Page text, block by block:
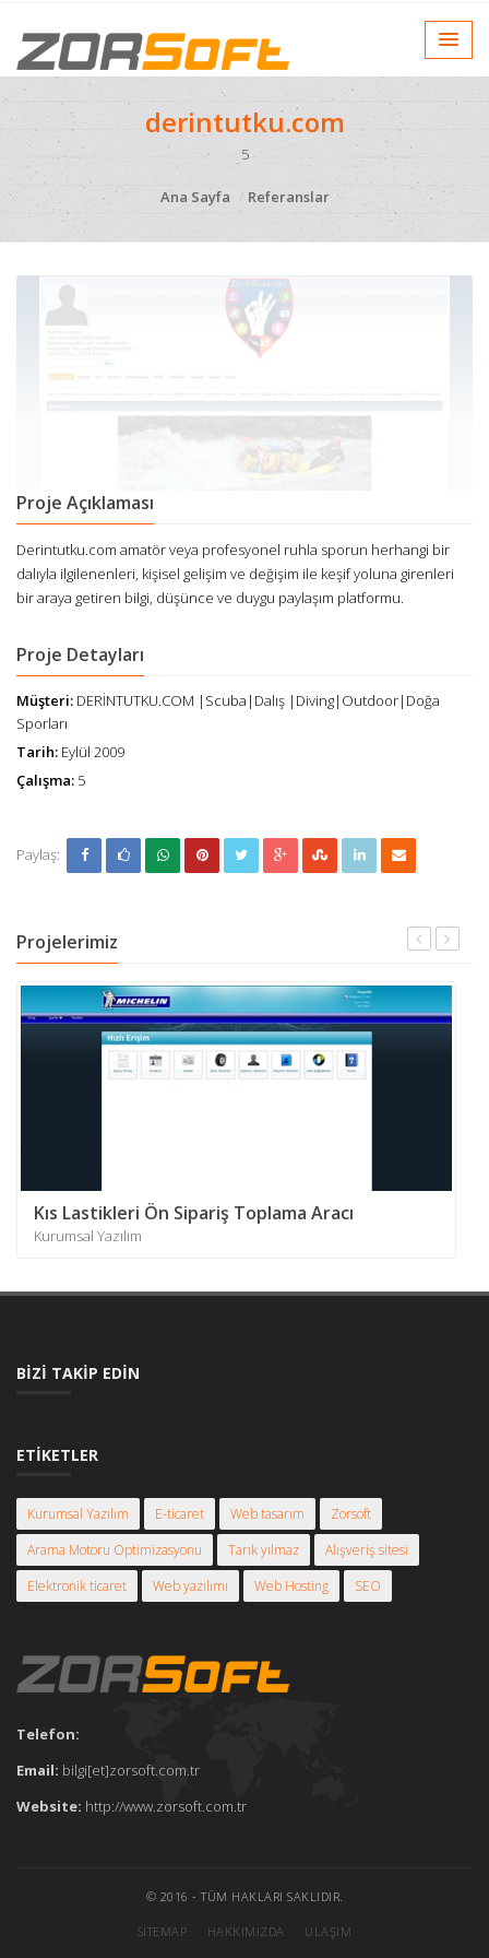
derintutku.com
5
Ana Sayfa Referanslar
Proje Açıklaması
Derintutku.com amatör veya profesyonel ruhla sporun herhangi bir
dalıyla ilgilenenleri, kişisel gelişim ve değişim ile keşif yoluna girenleri
bir araya getiren bilgi, düşünce ve duygu paylaşım platformu.
Proje Detayları
Müşteri: DERİNTUTKU.COM |Scuba|Dalış |Diving|Outdoor|Doğa
Sporları
Tarih: Eylül 2009
Çalışma: 5
Paylaş:
Projelerimiz
Kıs Lastikleri Ön Sipariş Toplama Aracı
Kurumsal Yazılım
BIZI TAKIP EDIN
ETIKETLER
Kurumsal Yazılım E-ticaret Web tasarım
Zorsoft
Arama Motoru Optimizasyonu
Tarık yılmaz
Alışveriş sitesi
Elektronik ticaret
Web yazılımı Web Hosting SEO
Telefon:
Email: bilgi[et]zorsoft.com.tr
Website: http://www.zorsoft.com.tr
© 2016 - TÜM HAKLARI SAKLIDIR.
SITEMAP HAKKIMIZDA ULAŞIM